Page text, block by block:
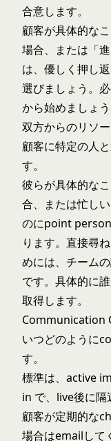
合意します。
顧客が具体的な
場合、または「
は、優しく押し
選びましょう。
から始めましょ
双方からのリソ
顧客に特定の人
す。
彼らが具体的な
合、または忙し
のにpoint
ります。直接尋
めには、チーム
です。具体的に
取得します。
Communication
いつどのように
す。
標準は、active
in で、live後に隔
顧客が定期的な
場合はemailして